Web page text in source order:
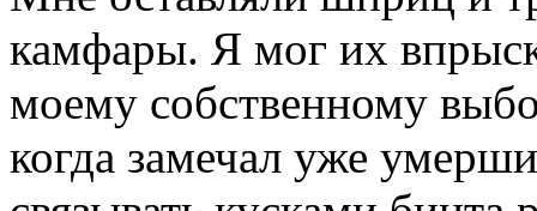
камфары. Я мог их
моему собственному
когда замечал уже